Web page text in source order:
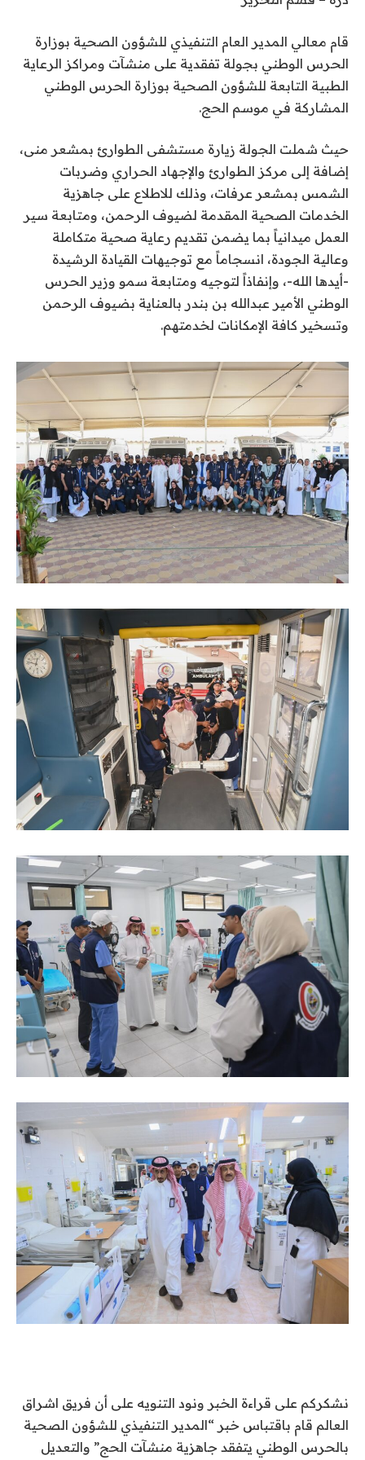
قام معالي المدير العام التنفيذي للشؤون الصحية بوزارة
الحرس الوطني بجولة تفقدية على منشآت ومراكز الرعاية
الطبية التابعة للشؤون الصحية بوزارة الحرس الوطني
المشاركة في موسم الحج.
حيث شملت الجولة زيارة مستشفى الطوارئ بمشعر منى،
إضافة إلى مركز الطوارئ والإجهاد الحراري وضربات
الشمس بمشعر عرفات، وذلك للاطلاع على جاهزية
الخدمات الصحية المقدمة لضيوف الرحمن، ومتابعة سير
العمل ميدانياً بما يضمن تقديم رعاية صحية متكاملة
وعالية الجودة، انسجاماً مع توجيهات القيادة الرشيدة
-أيدها الله-، وإنفاذاً لتوجيه ومتابعة سمو وزير الحرس
الوطني الأمير عبدالله بن بندر بالعناية بضيوف الرحمن
وتسخير كافة الإمكانات لخدمتهم.
نشكركم على قراءة الخبر ونود التنويه على أن فريق اشراق
العالم قام باقتباس خبر “المدير التنفيذي للشؤون الصحية
بالحرس الوطني يتفقد جاهزية منشآت الحج” والتعديل